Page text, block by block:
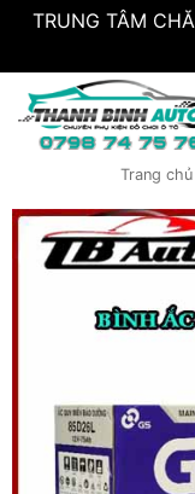
TRUNG TÂM
qua
Trang chủ